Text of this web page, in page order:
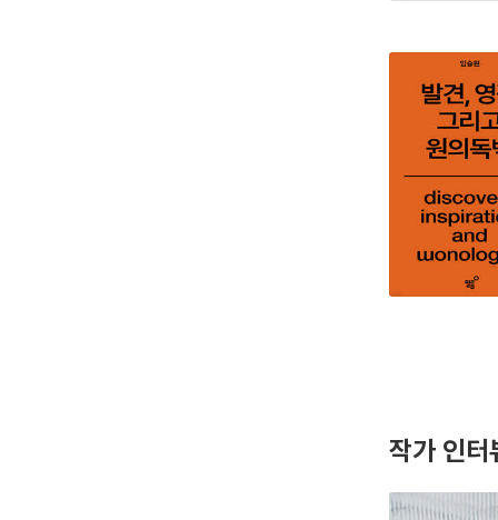
작가 인터